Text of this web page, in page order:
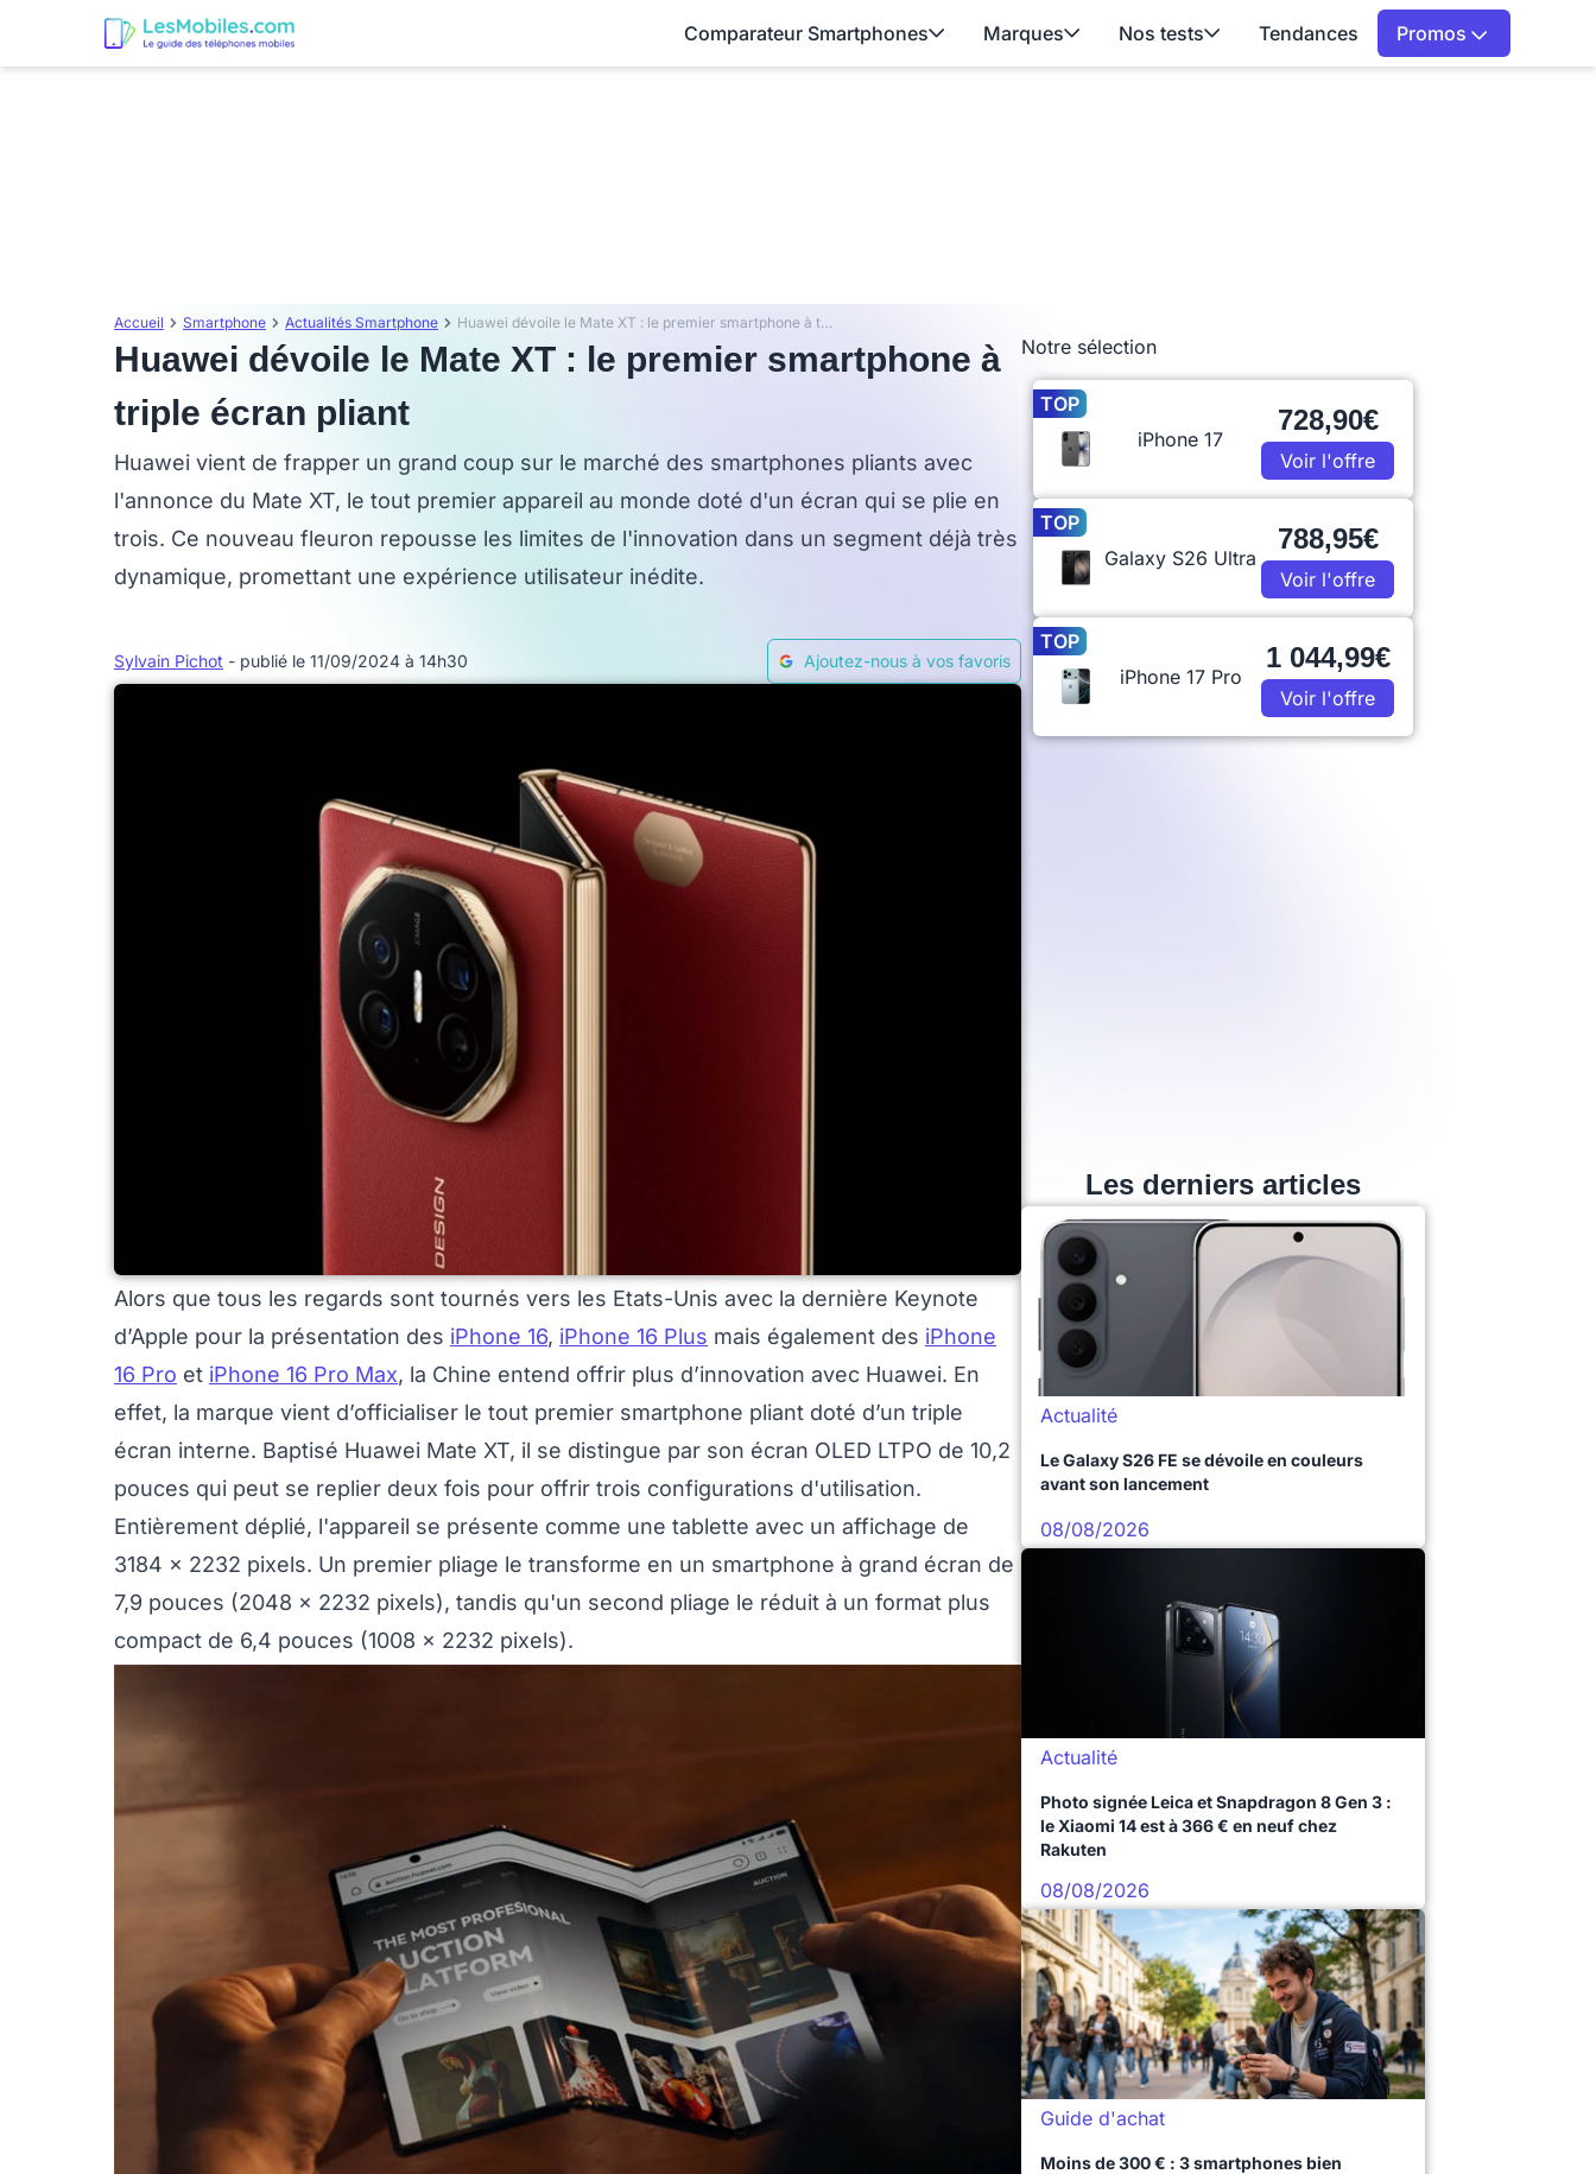
Comparateur Smartphones Marques Nos tests Tendances Promos
Accueil Smartphone Actualités Smartphone Huawei dévoile le Mate XT : le premier smartphone à triple écran pliant
Huawei dévoile le Mate XT : le premier smartphone à
triple écran pliant
Huawei vient de frapper un grand coup sur le marché des smartphones pliants avec
l'annonce du Mate XT, le tout premier appareil au monde doté d'un écran qui se plie en
trois. Ce nouveau fleuron repousse les limites de l'innovation dans un segment déjà très
dynamique, promettant une expérience utilisateur inédite.
Sylvain Pichot - publié le 11/09/2024 à 14h30 Ajoutez-nous à vos favoris
Alors que tous les regards sont tournés vers les Etats-Unis avec la dernière Keynote
d’Apple pour la présentation des iPhone 16, iPhone 16 Plus mais également des iPhone
16 Pro et iPhone 16 Pro Max, la Chine entend offrir plus d’innovation avec Huawei. En
effet, la marque vient d’officialiser le tout premier smartphone pliant doté d’un triple
écran interne. Baptisé Huawei Mate XT, il se distingue par son écran OLED LTPO de 10,2
pouces qui peut se replier deux fois pour offrir trois configurations d'utilisation.
Entièrement déplié, l'appareil se présente comme une tablette avec un affichage de
3184 x 2232 pixels. Un premier pliage le transforme en un smartphone à grand écran de
7,9 pouces (2048 x 2232 pixels), tandis qu'un second pliage le réduit à un format plus
compact de 6,4 pouces (1008 x 2232 pixels).
Notre sélection
TOP
iPhone 17
728,90€
Voir l'offre
TOP
Galaxy S26 Ultra
788,95€
Voir l'offre
TOP
iPhone 17 Pro
1 044,99€
Voir l'offre
Les derniers articles
Actualité
Le Galaxy S26 FE se dévoile en couleurs
avant son lancement
08/08/2026
Actualité
Photo signée Leica et Snapdragon 8 Gen 3 :
le Xiaomi 14 est à 366 € en neuf chez
Rakuten
08/08/2026
Guide d'achat
Moins de 300 € : 3 smartphones bien